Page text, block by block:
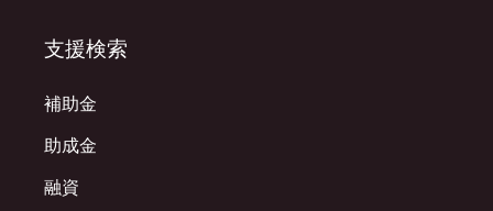
支援検索
補助金
助成金
融資